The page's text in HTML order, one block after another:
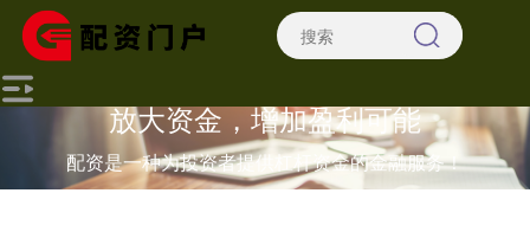
放大资金，增加盈利可能
配资是一种为投资者提供杠杆资金的金融服务！